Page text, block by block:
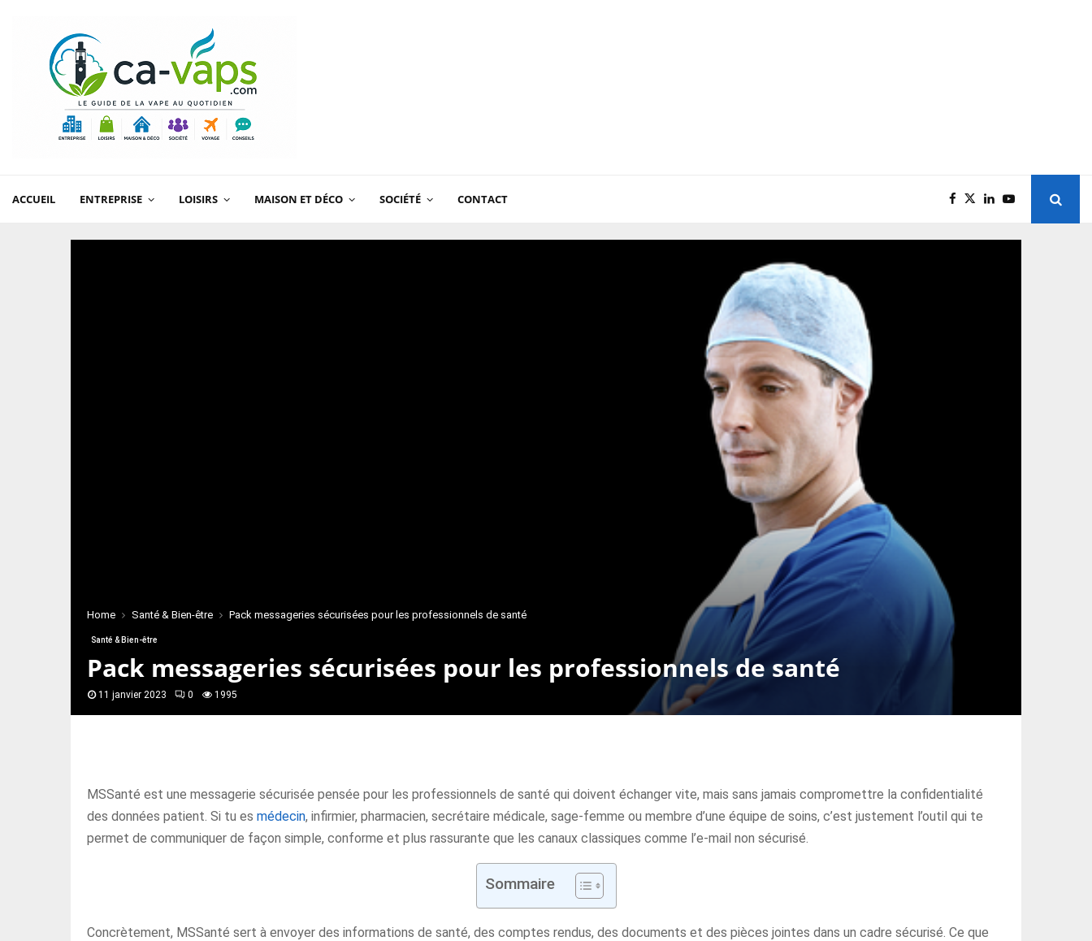
ACCUEIL ENTREPRISE LOISIRS MAISON ET DÉCO SOCIÉTÉ CONTACT
Home Santé & Bien-être Pack messageries sécurisées pour les professionnels de santé
Santé & Bien-être
Pack messageries sécurisées pour les professionnels de santé
11 janvier 2023 0 1995
MSSanté est une messagerie sécurisée pensée pour les professionnels de santé qui doivent échanger vite, mais sans jamais compromettre la confidentialité
des données patient. Si tu es médecin, infirmier, pharmacien, secrétaire médicale, sage-femme ou membre d’une équipe de soins, c’est justement l’outil qui te
permet de communiquer de façon simple, conforme et plus rassurante que les canaux classiques comme l’e-mail non sécurisé.
Sommaire
Concrètement, MSSanté sert à envoyer des informations de santé, des comptes rendus, des documents et des pièces jointes dans un cadre sécurisé. Ce que